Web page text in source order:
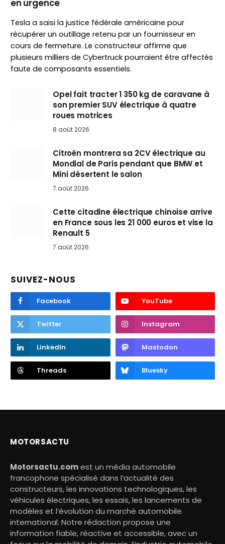
en urgence
Tesla a saisi la justice fédérale américaine pour
récupérer un outillage retenu par un fournisseur en
cours de fermeture. Le constructeur affirme que
plusieurs milliers de Cybertruck pourraient être affectés
faute de composants essentiels.
Opel fait tracter 1 350 kg de caravane à
son premier SUV électrique à quatre
roues motrices
8 août 2026
Citroën montrera sa 2CV électrique au
Mondial de Paris pendant que BMW et
Mini désertent le salon
7 août 2026
Cette citadine électrique chinoise arrive
en France sous les 21 000 euros et vise la
Renault 5
7 août 2026
SUIVEZ-NOUS
Facebook YouTube
Twitter Instagram
LinkedIn Mastodon
Threads Bluesky
MOTORSACTU
Motorsactu.comest un média automobile
francophone spécialisé dans l’actualité des
constructeurs, les innovations technologiques, les
véhicules électriques, les essais, les lancements de
modèles et l’évolution du marché automobile
international. Notre rédaction propose une
information fiable, réactive et accessible, avec un